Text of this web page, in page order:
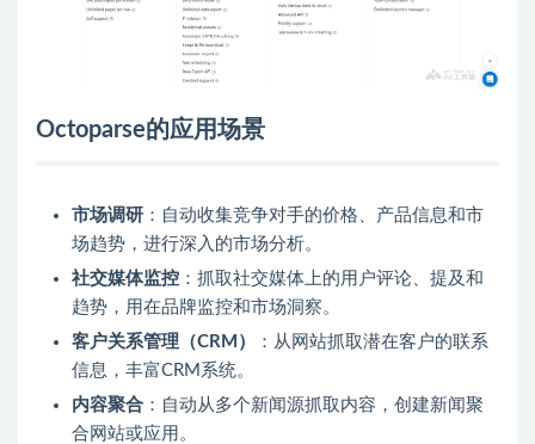
Octoparse的应用场景
市场调研 ：自动收集竞争对手的价格、产品信息和市
场趋势，进行深入的市场分析。
社交媒体监控 ：抓取社交媒体上的用户评论、提及和
趋势，用在品牌监控和市场洞察。
客户关系管理（CRM）
：从网站抓取潜在客户的联系
信息，丰富CRM系统。
内容聚合 ：自动从多个新闻源抓取内容，创建新闻聚
合网站或应用。